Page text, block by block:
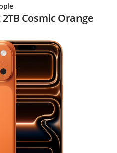
Cosmic Orange